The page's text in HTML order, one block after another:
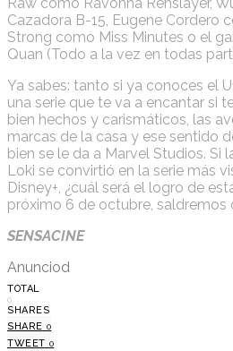
Cazadora B-15, Eugene Cordero
Strong como Miss Minutes o el
Quan (Todo a la vez en todas
Ya sabes: tanto si ya conoces el
una serie que te va a encantar si
bien hechos y carismáticos, las
marcas de la casa y ese sentido
bien se le da a Marvel Studios. Si
Loki se convirtió en la serie más
Disney+, ¿cuál será el logro de
próximo 6 de octubre, saldremos
SENSACINE
Anunciod
TOTAL
0
SHARES
SHARE 0
TWEET 0